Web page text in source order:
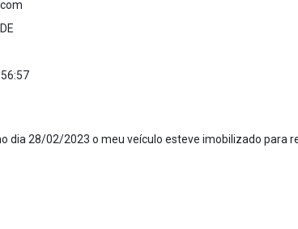
dia 28/02/2023 o meu veículo esteve imobilizado para